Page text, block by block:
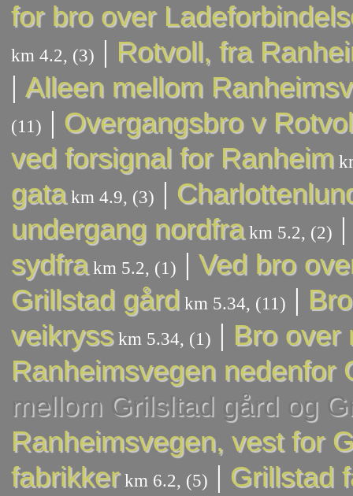
for bro over
km 4.2, (3) | Rotvoll, fra
| Alleen mellom
(11) | Overgangsbro v
ved forsignal for Ranheim
gatakm 4.9, (3) |
undergang nordfrakm 5.2, (2)
sydfrakm 5.2, (1) | Ved bro
Grillstad gård km 5.34, (11) |
veikrysskm 5.34, (1) | Bro over
Ranheimsvegen nedenfor
mellom Grilsltad gård og
Ranheimsvegen, vest for
fabrikkerkm 6.2, (5) | Grillstad